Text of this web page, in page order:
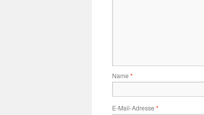
Name *
E-Mail-Adresse *